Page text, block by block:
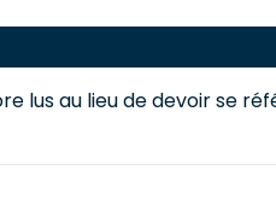
lus au lieu de devoir se